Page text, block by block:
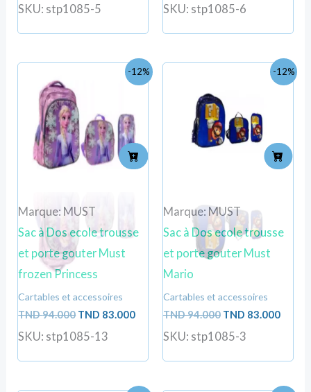
SKU: stp1085-5 SKU: stp1085-6
-12%
Marque: MUST
Sac à Dos ecole trousse
et porte gouter Must
frozen Princess
Cartables et accessoires
TND94.000
était :
TND
94.000.
TND 83.000
Le
prix
TND
83.000.
SKU: stp1085-13
-12%
Marque: MUST
Sac à Dos ecole trousse
et porte gouter Must
Mario
Cartables et accessoires
TND94.000
était :
TND
94.000.
TND 83.000
Le
prix
SKU: stp1085-3